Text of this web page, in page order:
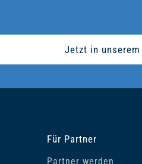
Jetzt in
Für Partner
Partner werden